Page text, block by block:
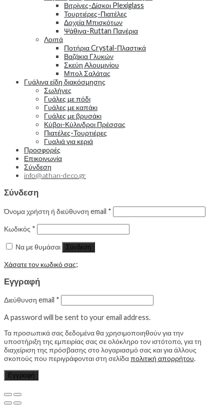
Βιτρίνες-Δίσκοι Plexiglass
Τουρτιέρες-Πιατέλες
Δοχεία Μπισκότων
Ψάθινα-Ruttan Πανέρια
Λοιπά
Ποτήρια Crystal-Πλαστικά
Βαζάκια Γλυκών
Σκεύη Αλουμινίου
Μπολ Σαλάτας
Γυάλινα είδη διακόσμησης
Σωλήνες
Γυάλες με πόδι
Γυάλες με καπάκι
Γυάλες με βρυσάκι
Κύβοι-Κύλινδροι Πρέσσας
Πιατέλες-Τουρτιέρες
Γυαλιά για κεριά
Προσφορές
Επικοινωνία
Σύνδεση
info@athan-deco.gr
Σύνδεση
Όνομα χρήστη ή διεύθυνση email *
Κωδικός *
Να με θυμάσαι Σύνδεση
Χάσατε τον κωδικό σας;
Εγγραφή
Διεύθυνση email *
A password will be sent to your email address.
Τα προσωπικά σας δεδομένα θα χρησιμοποιηθούν για την
υποστήριξη της εμπειρίας σας σε ολόκληρο τον ιστότοπο, για τη
διαχείριση της πρόσβασης στο λογαριασμό σας και για άλλους
σκοπούς που περιγράφονται στη σελίδαπολιτική απορρήτου.
Εγγραφή